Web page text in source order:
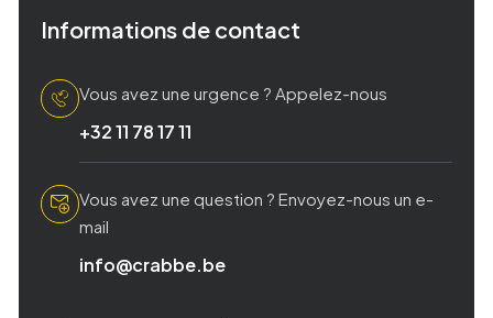
Informations de contact
Vous avez une urgence ? Appelez-nous
+32 11 78 17 11
Vous avez une question ? Envoyez-nous un e-
mail
info@crabbe.be